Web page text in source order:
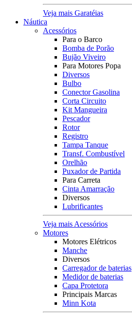
Veja mais Garatéias
Náutica
Acessórios
Para o Barco
Bomba de Porão
Bujão Viveiro
Para Motores Popa
Diversos
Bulbo
Conector Gasolina
Corta Circuito
Kit Mangueira
Pescador
Rotor
Registro
Tampa Tanque
Transf. Combustível
Orelhão
Puxador de Partida
Para Carreta
Cinta Amarração
Diversos
Lubrificantes
Veja mais Acessórios
Motores
Motores Elétricos
Manche
Diversos
Carregador de baterias
Medidor de baterias
Capa Protetora
Principais Marcas
Minn Kota